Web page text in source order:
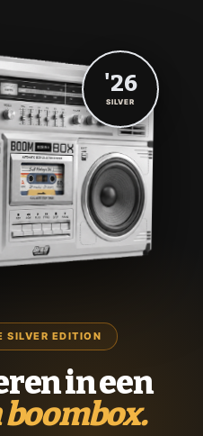
SILVER EDITION
in een
'26
SILVER